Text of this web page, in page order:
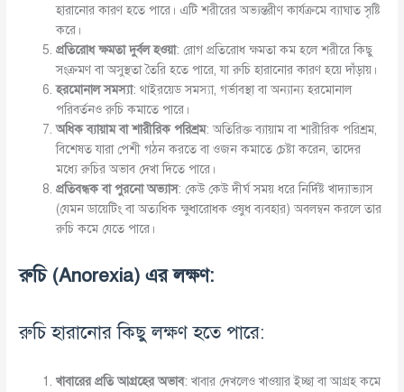
হারানোর কারণ হতে পারে। এটি শরীরের অভ্যন্তরীণ কার্যক্রমে ব্যাঘাত সৃষ্টি
করে।
প্রতিরোধ ক্ষমতা দুর্বল হওয়া: রোগ প্রতিরোধ ক্ষমতা কম হলে শরীরে কিছু
সংক্রমণ বা অসুস্থতা তৈরি হতে পারে, যা রুচি হারানোর কারণ হয়ে দাঁড়ায়।
হরমোনাল সমস্যা: থাইরয়েড সমস্যা, গর্ভাবস্থা বা অন্যান্য হরমোনাল
পরিবর্তনও রুচি কমাতে পারে।
অধিক ব্যায়াম বা শারীরিক পরিশ্রম: অতিরিক্ত ব্যায়াম বা শারীরিক পরিশ্রম,
বিশেষত যারা পেশী গঠন করতে বা ওজন কমাতে চেষ্টা করেন, তাদের
মধ্যে রুচির অভাব দেখা দিতে পারে।
প্রতিবন্ধক বা পুরনো অভ্যাস: কেউ কেউ দীর্ঘ সময় ধরে নির্দিষ্ট খাদ্যাভ্যাস
(যেমন ডায়েটিং বা অত্যধিক ক্ষুধারোধক ওষুধ ব্যবহার) অবলম্বন করলে তার
রুচি কমে যেতে পারে।
রুচি(Anorexia)এর লক্ষণ:
রুচি হারানোর কিছু লক্ষণ হতে পারে:
খাবারের প্রতি আগ্রহের অভাব: খাবার দেখলেও খাওয়ার ইচ্ছা বা আগ্রহ কমে